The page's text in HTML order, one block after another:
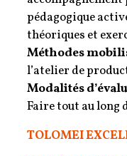
pédagogique
théoriques et
Méthodes
l’atelier de
Modalités
Faire tout au long
TOLOMEI